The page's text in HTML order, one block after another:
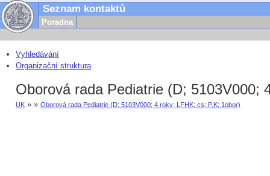
Seznam kontaktů
Poradna
Vyhledávání
Organizační struktura
Oborová rada Pediatrie (D; 5103V000;
UK » » Oborová rada Pediatrie (D; 5103V000; 4 roky; LFHK; cs; P,K; 1obor)